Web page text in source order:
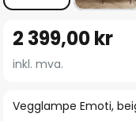
begynnelsen
bildegalleri
Vegglampe Emoti,
2 399,00 kr
inkl. mva.